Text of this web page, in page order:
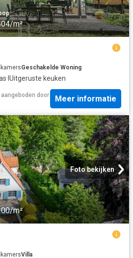
m²
Geschakelde Woning
· IUitgeruste keuken
aangeboden door
Meer informatie
Foto bekijken
m²
Villa